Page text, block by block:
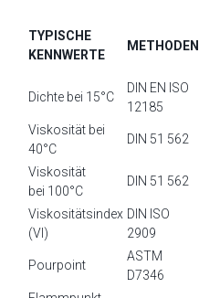
TYPISCHE
KENNWERTE
METHODEN
Dichte bei 15°C
DIN EN ISO
12185
Viskosität bei
40°C
DIN 51 562
Viskosität
bei 100°C
DIN 51 562
Viskositätsindex
(VI)
DIN ISO
2909
Pourpoint
ASTM
D7346